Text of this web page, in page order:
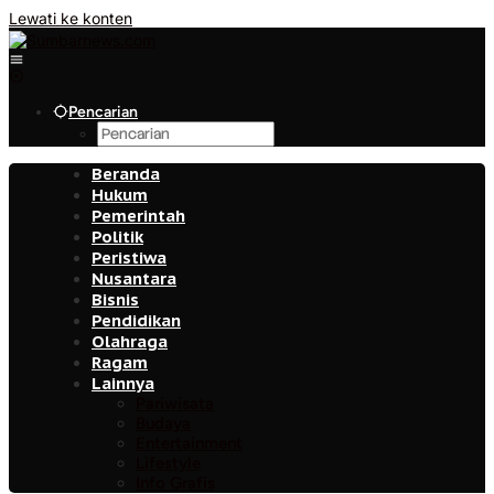
Lewati ke konten
Pencarian
Beranda
Hukum
Pemerintah
Politik
Peristiwa
Nusantara
Bisnis
Pendidikan
Olahraga
Ragam
Lainnya